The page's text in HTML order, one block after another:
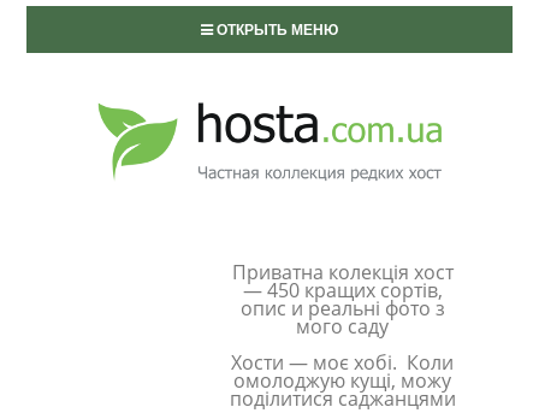
ОТКРЫТЬ МЕНЮ
Приватна колекція хост
— 450 кращих сортів,
опис и реальні фото з
мого саду
Хости — моє хобі. Коли
омолоджую кущі, можу
поділитися саджанцями